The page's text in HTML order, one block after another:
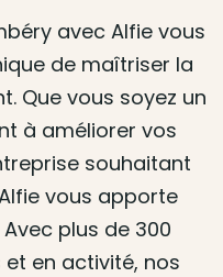
avec Alfie vous
de maîtriser la
Que vous soyez un
à améliorer vos
souhaitant
vous apporte
plus de 300
en activité, nos